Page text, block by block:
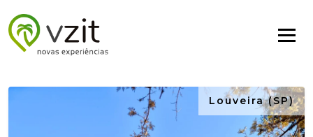
Louveira (SP)